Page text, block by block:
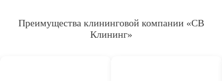
Преимущества клининговой компании «СВ
Клининг»